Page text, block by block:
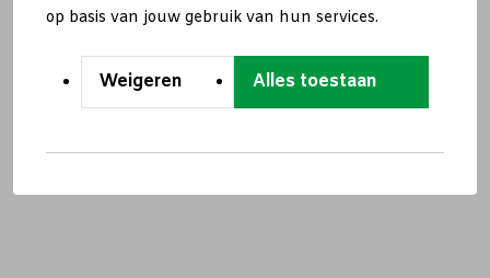
op basis van jouw gebruik van hun services.
Weigeren Alles toestaan